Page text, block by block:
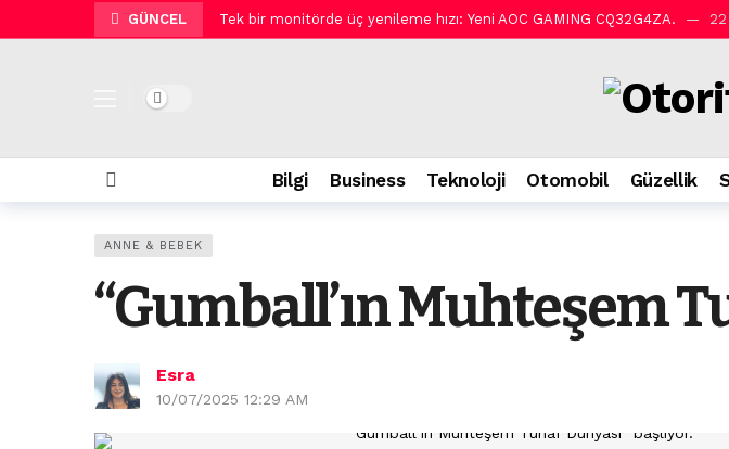
GÜNCEL Tek bir monitörde üç yenileme hızı: Yeni AOC GAMING CQ32G4ZA.
Arzum ve Metro Türkiye barista deneyimini evlere taşıyor. 22 saat
Salon kalitesinde profesyonel saç bakımı Arganmidas ile Rossmann’da.
Geleceğin doktoru biraz da mühendis olmak zorunda! 22 saat önce
Yaz sabahlarının buluşma noktası: Ethem Efendi Kahvaltı. 2 gün önce
SUDER’den 2030 uyarısı: “Su güvenliği, şehirlerin iklim krizine karşı en
Dark mode
Bilgi Business Teknoloji Otomobil Güzellik
ANNE & BEBEK
“Gumball’ın Muhteşem
Esra
10/07/2025 12:29 AM